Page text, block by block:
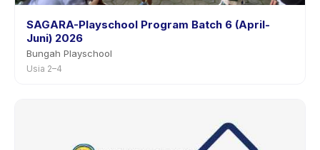
SAGARA-Playschool Program Batch 6 (April-
Juni) 2026
Bungah Playschool
Usia 2–4